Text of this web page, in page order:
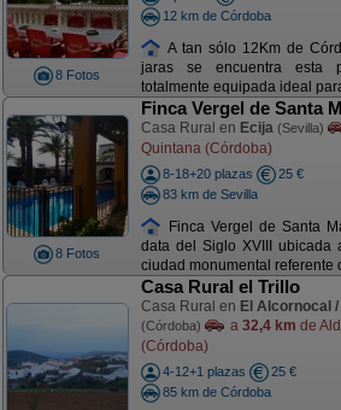
8 Fotos
12 km de Córdoba
A tan sólo 12Km de
jaras se encuentra esta
totalmente equipada ideal
8 Fotos
Finca Vergel de Santa
Casa Rural en Ecija (Sevilla)
Quintana (Córdoba)
8-18+20 plazas
25 €
83 km de Sevilla
Finca Vergel de Santa
data del Siglo XVIII
ciudad monumental referente
Casa Rural el Trillo
Casa Rural en El Alcornocal
(Córdoba) a 32,4 km de
(Córdoba)
4-12+1 plazas
25 €
85 km de Córdoba